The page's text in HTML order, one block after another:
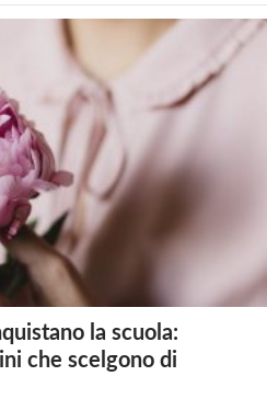
la scuola:
che scelgono di